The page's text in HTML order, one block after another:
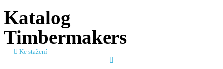
Katalog
Timbermakers
Ke stažení